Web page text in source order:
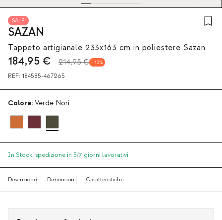
SALE
SAZAN
Tappeto artigianale 233x163 cm in poliestere Sazan
184,95 € 214,95 € 13
REF: 184585-467265
Colore: Verde Nori
In Stock, spedizione in 5/7 giorni lavorativi
Descrizione Dimensioni Caratteristiche